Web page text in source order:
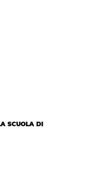
SCUOLA DI